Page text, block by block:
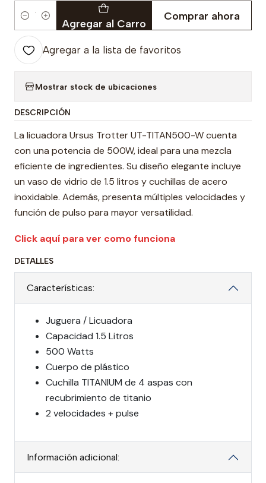
Cantidad Agregar al Carro
Comprar ahora
Agregar a la lista de favoritos
Mostrar stock de ubicaciones
DESCRIPCIÓN
La licuadora Ursus Trotter UT-TITAN500-W cuenta
con una potencia de 500W, ideal para una mezcla
eficiente de ingredientes. Su diseño elegante incluye
un vaso de vidrio de 1.5 litros y cuchillas de acero
inoxidable. Además, presenta múltiples velocidades y
función de pulso para mayor versatilidad.
Click aquí para ver como funciona
DETALLES
Características:
Juguera / Licuadora
Capacidad 1.5 Litros
500 Watts
Cuerpo de plástico
Cuchilla TITANIUM de 4 aspas con
recubrimiento de titanio
2 velocidades + pulse
Información adicional: